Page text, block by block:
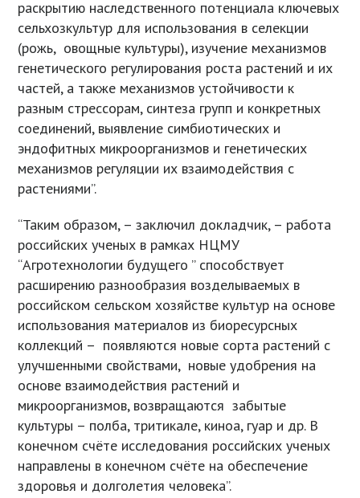
раскрытию наследственного потенциала ключевых
сельхозкультур для использования в селекции
(рожь, овощные культуры), изучение механизмов
генетического регулирования роста растений и их
частей, а также механизмов устойчивости к
разным стрессорам, синтеза групп и конкретных
соединений, выявление симбиотических и
эндофитных микроорганизмов и генетических
механизмов регуляции их взаимодействия с
растениями”.
“Таким образом, – заключил докладчик, – работа
российских ученых в рамках НЦМУ
“Агротехнологии будущего ” способствует
расширению разнообразия возделываемых в
российском сельском хозяйстве культур на основе
использования материалов из биоресурсных
коллекций – появляются новые сорта растений с
улучшенными свойствами, новые удобрения на
основе взаимодействия растений и
микроорганизмов, возвращаются забытые
культуры – полба, тритикале, киноа, гуар и др. В
конечном счёте исследования российских ученых
направлены в конечном счёте на обеспечение
здоровья и долголетия человека”.